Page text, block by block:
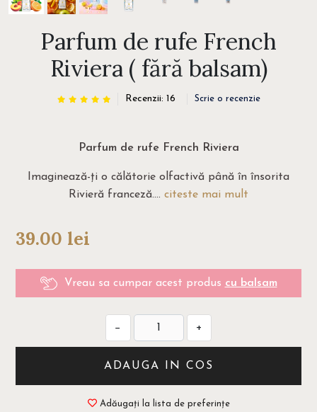
Parfum de rufe French
Riviera ( fără balsam)
Recenzii: 16 Scrie o recenzie
Parfum de rufe French Riviera
Imaginează-ți o călătorie olfactivă până în însorita
Rivieră franceză.... citeste mai mult
39.00 lei
Vreau sa cumpar acest produs cu balsam
− +
ADAUGA IN COS
Adăugați la lista de preferințe